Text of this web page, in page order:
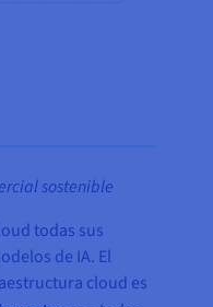
sostenible
todas sus
de IA. El
cloud es